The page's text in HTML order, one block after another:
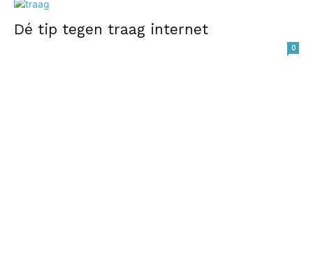
Dé tip tegen traag internet
0